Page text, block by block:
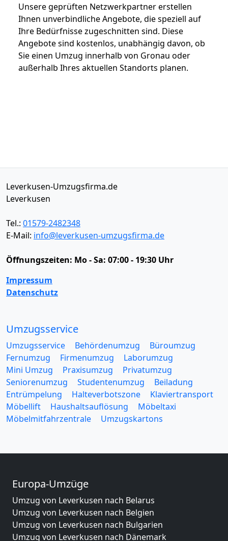
Unsere geprüften Netzwerkpartner erstellen
Ihnen unverbindliche Angebote, die speziell auf
Ihre Bedürfnisse zugeschnitten sind. Diese
Angebote sind kostenlos, unabhängig davon, ob
Sie einen Umzug innerhalb von Gronau oder
außerhalb Ihres aktuellen Standorts planen.
Leverkusen-Umzugsfirma.de
Leverkusen
Tel.: 01579-2482348
E-Mail: info@leverkusen-umzugsfirma.de
Öffnungszeiten: Mo - Sa: 07:00 - 19:30 Uhr
Impressum
Datenschutz
Umzugsservice
Umzugsservice Behördenumzug
Büroumzug
Fernumzug
Firmenumzug
Laborumzug
Mini Umzug
Praxisumzug
Privatumzug
Seniorenumzug
Studentenumzug
Beiladung
Entrümpelung
Halteverbotszone
Klaviertransport
Möbellift
Haushaltsauflösung
Möbeltaxi
Möbelmitfahrzentrale
Umzugskartons
Europa-Umzüge
Umzug von Leverkusen nach Belarus
Umzug von Leverkusen nach Belgien
Umzug von Leverkusen nach Bulgarien
Umzug von Leverkusen nach Dänemark